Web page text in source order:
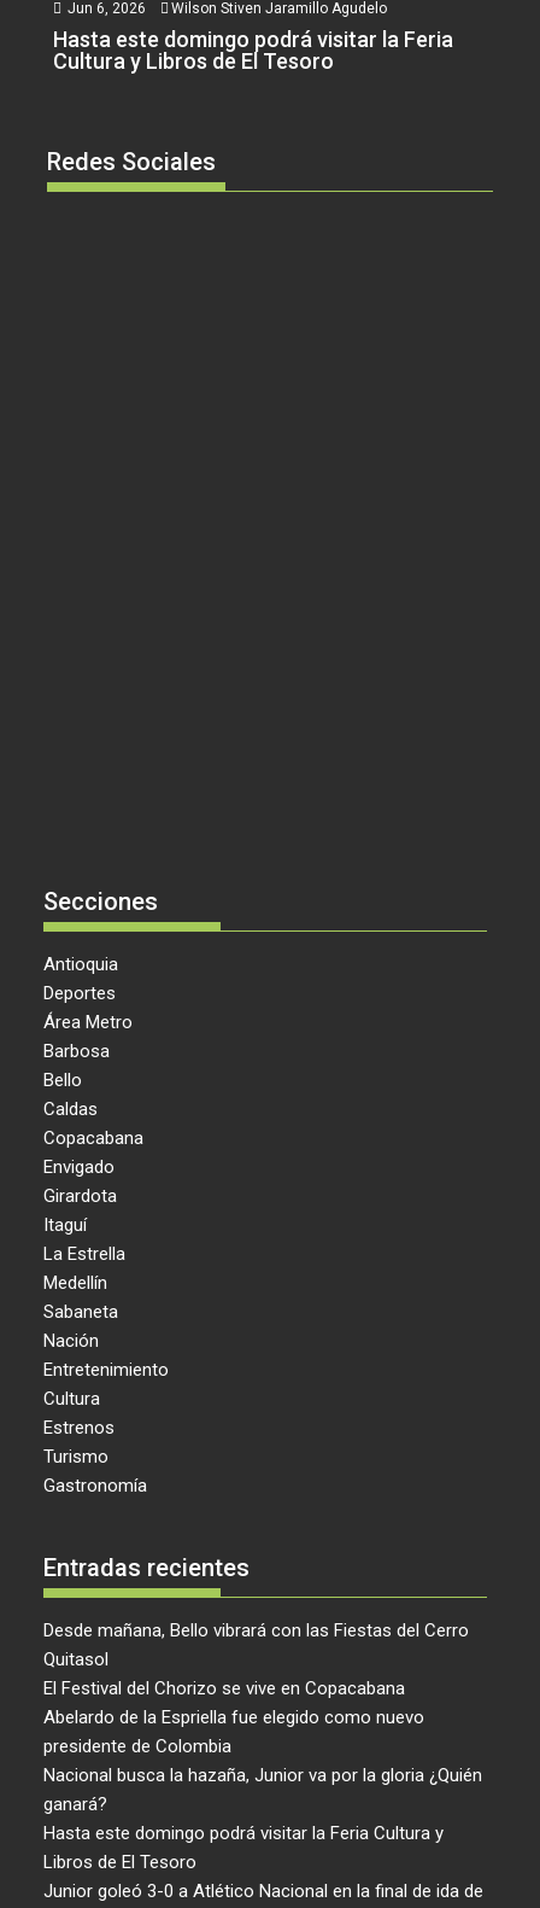
Jun 6, 2026 Wilson Stiven Jaramillo Agudelo
Hasta este domingo podrá visitar la Feria
Cultura y Libros de El Tesoro
Redes Sociales
Secciones
Antioquia
Deportes
Área Metro
Barbosa
Bello
Caldas
Copacabana
Envigado
Girardota
Itaguí
La Estrella
Medellín
Sabaneta
Nación
Entretenimiento
Cultura
Estrenos
Turismo
Gastronomía
Entradas recientes
Desde mañana, Bello vibrará con las Fiestas del Cerro
Quitasol
El Festival del Chorizo se vive en Copacabana
Abelardo de la Espriella fue elegido como nuevo
presidente de Colombia
Nacional busca la hazaña, Junior va por la gloria ¿Quién
ganará?
Hasta este domingo podrá visitar la Feria Cultura y
Libros de El Tesoro
Junior goleó 3-0 a Atlético Nacional en la final de ida de